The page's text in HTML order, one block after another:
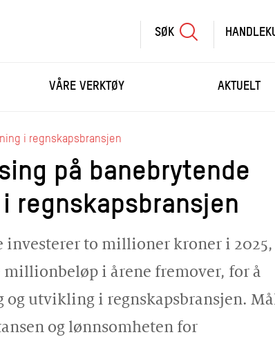
SØK
HANDLE FLERE KURS
VÅRE VERKTØY AKTUELT
i regnskapsbransjen
på banebrytende
regnskapsbransjen
investerer to millioner kroner i 2025,
millionbeløp i årene fremover, for å
og utvikling i regnskapsbransjen.
og lønnsomheten for